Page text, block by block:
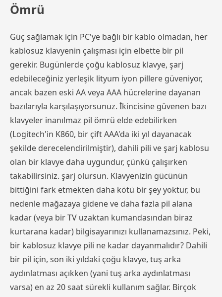
Ömrü
Güç sağlamak için PC'ye bağlı bir kablo olmadan, her
kablosuz klavyenin çalışması için elbette bir pil
gerekir. Bugünlerde çoğu kablosuz klavye, şarj
edebileceğiniz yerleşik lityum iyon pillere güveniyor,
ancak bazen eski AA veya AAA hücrelerine dayanan
bazılarıyla karşılaşıyorsunuz. İkincisine güvenen bazı
klavyeler inanılmaz pil ömrü elde edebilirken
(Logitech'in K860, bir çift AAA'da iki yıl dayanacak
şekilde derecelendirilmiştir), dahili pili ve şarj kablosu
olan bir klavye daha uygundur, çünkü çalışırken
takabilirsiniz. şarj olursun. Klavyenizin gücünün
bittiğini fark etmekten daha kötü bir şey yoktur, bu
nedenle mağazaya gidene ve daha fazla pil alana
kadar (veya bir TV uzaktan kumandasından biraz
kurtarana kadar) bilgisayarınızı kullanamazsınız. Peki,
bir kablosuz klavye pili ne kadar dayanmalıdır? Dahili
bir pil için, son iki yıldaki çoğu klavye, tuş arka
aydınlatması açıkken (yani tuş arka aydınlatması
varsa) en az 20 saat sürekli kullanım sağlar. Birçok